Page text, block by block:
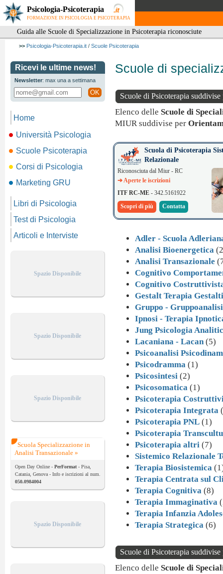
Psicologia-Psicoterapia
FORMAZIONE IN PSICOLOGIA E PSICOTERAPIA
Guida alle Scuole di Specializzazione in Psicoterapia riconosciute
>> Psicologia-Psicoterapia.it/ Scuole Psicoterapia
Ricevi le ultime news!
Newsletter: max una a settimana
OK
Home
Università Psicologia
Scuole Psicoterapia
Corsi di Psicologia
Marketing GRU
Libri di Psicologia
Test di Psicologia
Articoli e Interviste
Spazio Disponibile
Spazio Disponibile
Spazio Disponibile
Scuola Specializzazione in
Analisi Transazionale »
Open Day Online - PerFormat- Pisa,
Catania, Genova - Info e iscrizioni al num.
050.0984004
Spazio Disponibile
Scuole di
Scuole di Psicoterapia
Elenco delle Scuole di
MIUR suddivise per
Scuola di Psicoterapia
Relazionale
Riconosciuta dal Miur - RC
➔ Aperte le iscrizioni
ITF RC-ME- 342.5161922
Scopri di più
Contatta
Adler - Scuola
Analisi Bioenergetica
Analisi Transazionale
Cognitivo
Cognitivo
Gestalt Terapia
Gruppo - Gruppoanalisi
Ipnosi - Terapia
Jung Psicologia
Lacaniana - Lacan(5)
Psicoanalisi
Psicodramma(1)
Psicosintesi(2)
Psicosomatica(1)
Psicoterapia
Psicoterapia Integrata
Psicoterapia PNL(1)
Psicoterapia
Psicoterapia altri(7)
Sistemico Relazionale
Terapia Biosistemica
Terapia Centrata sul
Terapia Cognitiva(8)
Terapia Immaginativa
Terapia Infanzia
Terapia Strategica(6)
Scuole di Psicoterapia suddivise
Elenco delle Scuole di